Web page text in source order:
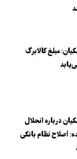
مبلغ کالابرگ
درباره انحلال
اصلاح نظام بانکی